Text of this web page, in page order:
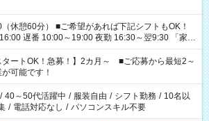
望があれば下記シフトもOK！
遅番 10:00～19:00 夜勤 16:30～翌9:30 「家族
せたい」 「余裕を持って夕飯の準備がしたい」
業はしたくない」 など、ご希望を教えてください
お仕事の勤務時間。 合計で週40時間を超える場
ません。
タートOK！急募！】2カ月～ ■ご応募から最短2～
可能です！
/ 40～50代活躍中 / 服装自由 / シフト勤務 / 10名以
/ 電話対応なし / パソコンスキル不要